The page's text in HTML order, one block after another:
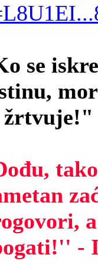
se
žrtvuje!"
-